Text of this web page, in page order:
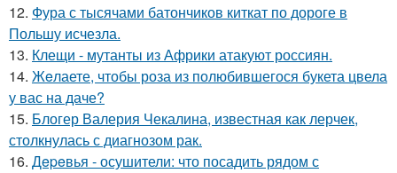
12. Фура с тысячами батончиков киткат по дороге в
Польшу исчезла.
13. Клещи - мутанты из Африки атакуют россиян.
14. Жeлаете, чтобы роза из полюбившегося букета цвела
у вас на даче?
15. Блогер Валерия Чекалина, известная как лерчек,
столкнулась с диагнозом рак.
16. Дepeвья - осушители: что посадить рядом с